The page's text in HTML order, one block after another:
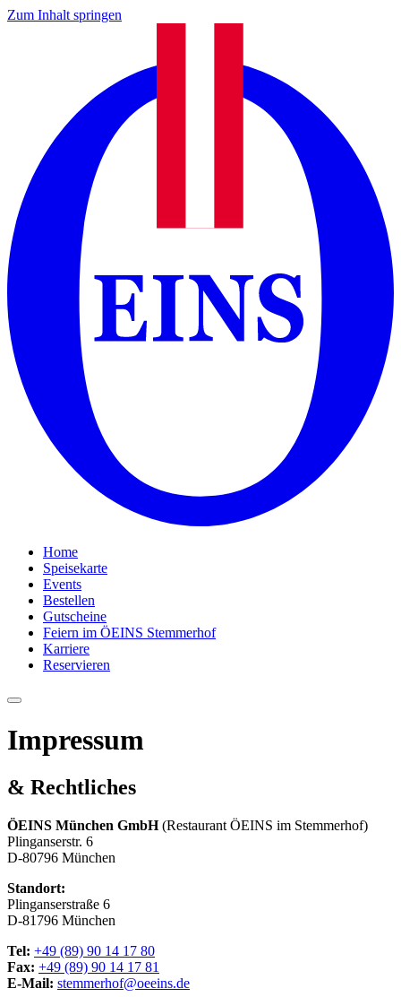
Zum Inhalt springen
Home
Speisekarte
Events
Bestellen
Gutscheine
Feiern im ÖEINS Stemmerhof
Karriere
Reservieren
Impressum
& Rechtliches
ÖEINS München GmbH(Restaurant ÖEINS im Stemmerhof)
Plinganserstr. 6
D-80796 München
Standort:
Plinganserstraße 6
D-81796 München
Tel: +49 (89) 90 14 17 80
Fax: +49 (89) 90 14 17 81
E-Mail: stemmerhof@oeeins.de